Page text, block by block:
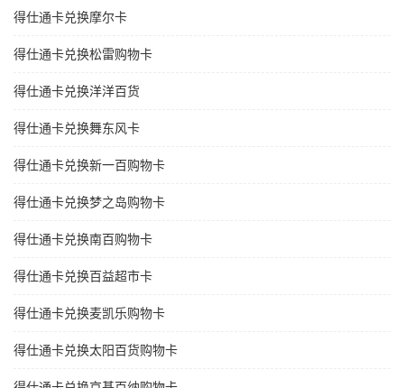
得仕通卡兑换摩尔卡
得仕通卡兑换松雷购物卡
得仕通卡兑换洋洋百货
得仕通卡兑换舞东风卡
得仕通卡兑换新一百购物卡
得仕通卡兑换梦之岛购物卡
得仕通卡兑换南百购物卡
得仕通卡兑换百益超市卡
得仕通卡兑换麦凯乐购物卡
得仕通卡兑换太阳百货购物卡